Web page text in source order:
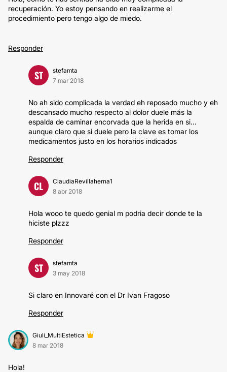
recuperación. Yo estoy pensando en realizarme el
procedimiento pero tengo algo de miedo.
Responder
ST
stefamta
7 mar 2018
No ah sido complicada la verdad eh reposado mucho y eh
descansado mucho respecto al dolor duele más la
espalda de caminar encorvada que la herida en si...
aunque claro que si duele pero la clave es tomar los
medicamentos justo en los horarios indicados
Responder
CL
ClaudiaRevillaherna1
8 abr 2018
Hola wooo te quedo genial m podria decir donde te la
hiciste plzzz
Responder
ST
stefamta
3 may 2018
Si claro en Innovaré con el Dr Ivan Fragoso
Responder
Giuli_MultiEstetica
8 mar 2018
Hola!